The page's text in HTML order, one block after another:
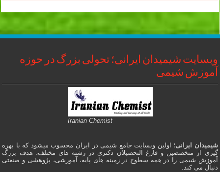
وبسایت شیمیدان ایرانی؛ تحولی بزرگ در حوزه
آموزش شیمی
Iranian Chemist
شیمیدان ایرانی؛ اولین وبسایت جامع شیمی در ایران محسوب میشود که با بهره
گیری از متخصصین و فارغ التحصیلان دکتری در رشته های مختلف، هدف بزرگ
آموزش شیمی را در همه سطوح در زمینه های پایه، آموزشی، پژوهشی و صنعتی
دنبال می کند.